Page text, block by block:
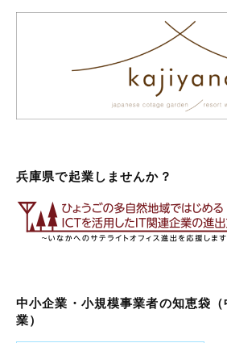
兵庫県で起業しませんか？
中小企業・小規模事業者の知恵袋
業）